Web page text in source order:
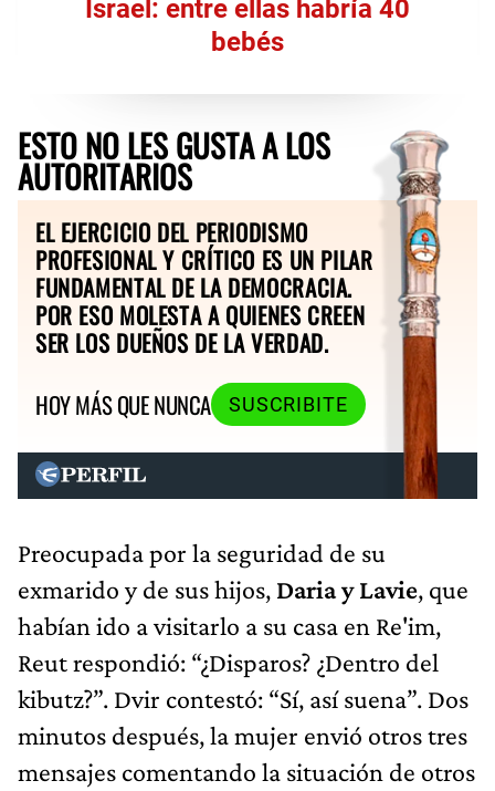
Israel: entre ellas habría 40
bebés
ESTO NO LES GUSTA A LOS
AUTORITARIOS
EL EJERCICIO DEL PERIODISMO
PROFESIONAL Y CRÍTICO ES UN PILAR
FUNDAMENTAL DE LA DEMOCRACIA.
POR ESO MOLESTA A QUIENES CREEN
SER LOS DUEÑOS DE LA VERDAD.
HOY MÁS QUE NUNCA
SUSCRIBITE
Preocupada por la seguridad de su
exmarido y de sus hijos, Daria y Lavie, que
habían ido a visitarlo a su casa en Re'im,
Reut respondió: “¿Disparos? ¿Dentro del
kibutz?”. Dvir contestó: “Sí, así suena”. Dos
minutos después, la mujer envió otros tres
mensajes comentando la situación de otros